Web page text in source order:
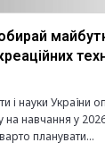
і науки
навчання у
планувати…